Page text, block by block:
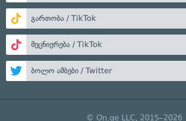
გართობა / TikTok
მეცნიერება / TikTok
ბოლო ამბები / Twitter
© On.ge LLC, 2015–2026